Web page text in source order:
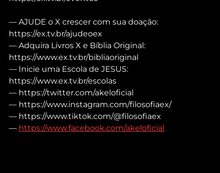
— AJUDE o X crescer com sua doação:
https://ex.tv.br/ajudeoex
— Adquira Livros X e Bíblia Original:
https://www.ex.tv.br/bibliaoriginal
— Inicie uma Escola de JESUS:
https://www.ex.tv.br/escolas
— https://twitter.com/akeloficial
— https://www.instagram.com/filosofiaex/
— https://www.tiktok.com/@filosofiaex
— https://www.facebook.com/akeloficial